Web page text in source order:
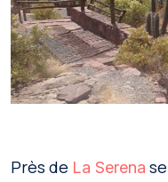
Près de La Serena